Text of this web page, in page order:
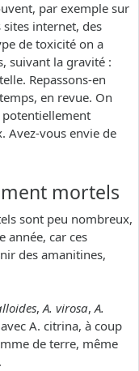
par exemple sur
sites internet, des
de toxicité on a
suivant la gravité :
Repassons-en
en revue. On
potentiellement
Avez-vous envie de
mortels
sont peu nombreux,
année, car ces
des amanitines,
,A. virosa,A.
A. citrina, à coup
de terre, même